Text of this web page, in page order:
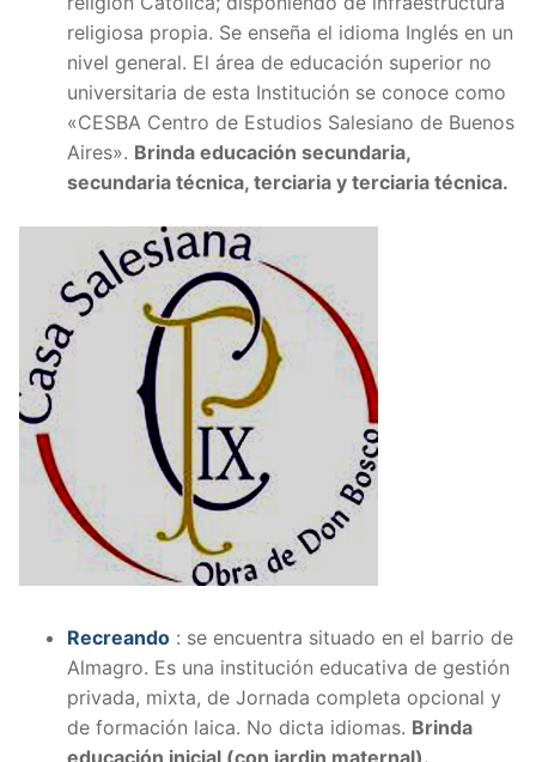
religiosa propia. Se enseña el idioma Inglés en un
nivel general. El área de educación superior no
universitaria de esta Institución se conoce como
«CESBA Centro de Estudios Salesiano de Buenos
Aires». Brinda educación secundaria,
secundaria técnica, terciaria y terciaria técnica.
Recreando : se encuentra situado en el barrio de
Almagro. Es una institución educativa de gestión
privada, mixta, de Jornada completa opcional y
de formación laica. No dicta idiomas. Brinda
educación inicial (con jardin maternal).